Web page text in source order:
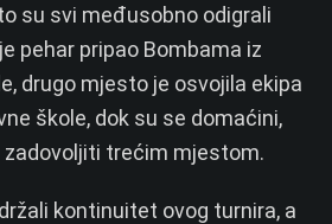
su svi međusobno odigrali
pehar pripao Bombama iz
drugo mjesto je osvojila ekipa
škole, dok su se domaćini,
zadovoljiti trećim mjestom.
kontinuitet ovog turnira, a